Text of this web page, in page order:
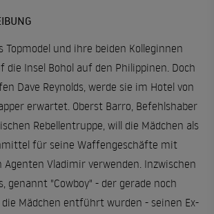
Topmodel und ihre beiden Kolleginnen
die Insel Bohol auf den Philippinen. Doch
Dave Reynolds, werde sie im Hotel von
erwartet. Oberst Barro, Befehlshaber
Rebellentruppe, will die Mädchen als
für seine Waffengeschäfte mit
Agenten Vladimir verwenden. Inzwischen
genannt "Cowboy" - der gerade noch
die Mädchen entführt wurden - seinen Ex-